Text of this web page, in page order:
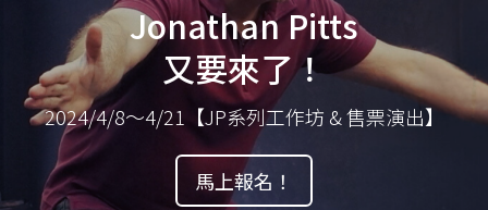
Jonathan Pitts
又要來了！
2024/4/8～4/21【JP系列工作坊 & 售票演出】
馬上報名！